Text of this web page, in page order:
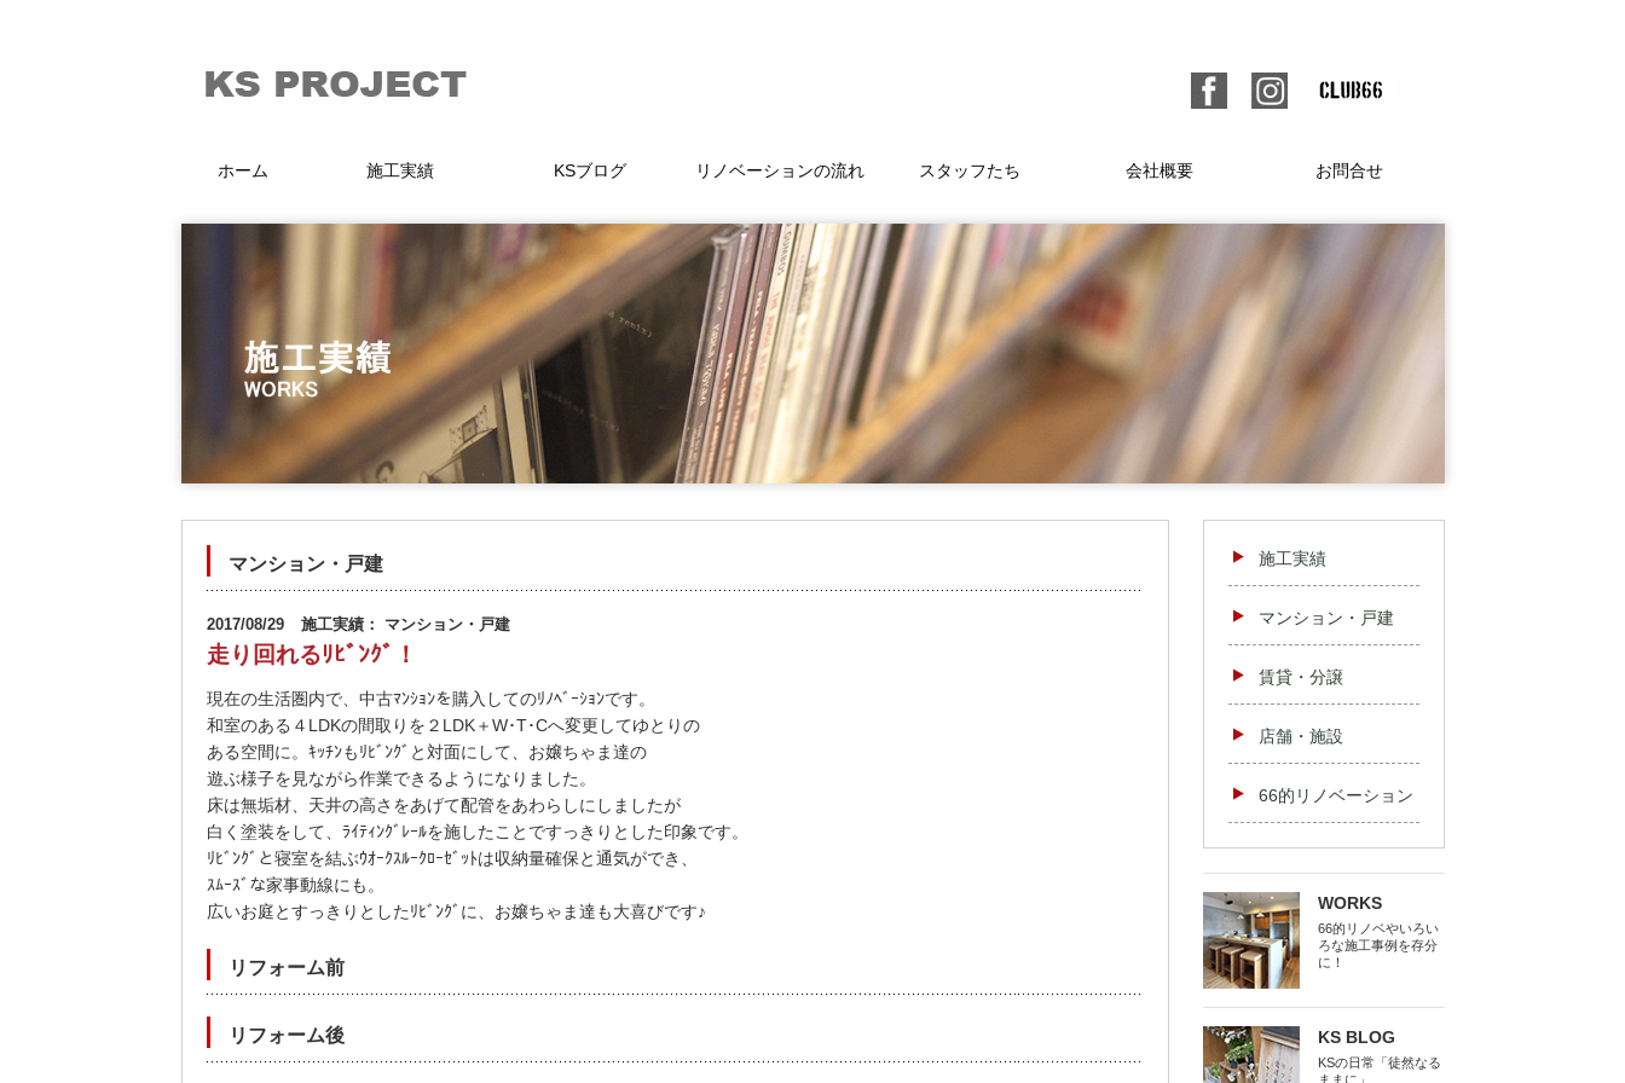
ホーム 施工実績 KSブログ リノベーションの流れ スタッフたち 会社概要 お問合せ
マンション・戸建
2017/08/29 施工実績： マンション・戸建
走り回れるﾘﾋﾞﾝｸﾞ！
現在の生活圏内で、中古ﾏﾝｼｮﾝを購入してのﾘﾉﾍﾞｰｼｮﾝです。
和室のある４LDKの間取りを２LDK＋W･T･Cへ変更してゆとりの
ある空間に。ｷｯﾁﾝもﾘﾋﾞﾝｸﾞと対面にして、お嬢ちゃま達の
遊ぶ様子を見ながら作業できるようになりました。
床は無垢材、天井の高さをあげて配管をあわらしにしましたが
白く塗装をして、ﾗｲﾃｨﾝｸﾞﾚｰﾙを施したことですっきりとした印象です。
ﾘﾋﾞﾝｸﾞと寝室を結ぶｳｵｰｸｽﾙｰｸﾛｰｾﾞｯﾄは収納量確保と通気ができ、
ｽﾑｰｽﾞな家事動線にも。
広いお庭とすっきりとしたﾘﾋﾞﾝｸﾞに、お嬢ちゃま達も大喜びです♪
リフォーム前
リフォーム後
施工実績
マンション・戸建
賃貸・分譲
店舗・施設
66的リノベーション
WORKS
66的リノベやいろい
ろな施工事例を存分
に！
KS BLOG
KSの日常「徒然なる
ままに」